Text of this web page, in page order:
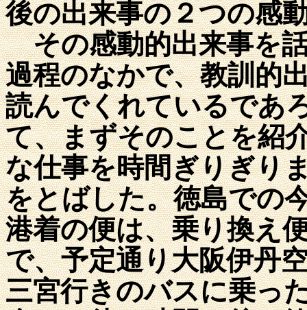
後の出来事の２つの感
その感動的出来事を
過程のなかで、教訓的
読んでくれているであ
て、まずそのことを紹
な仕事を時間ぎりぎり
をとばした。徳島での
港着の便は、乗り換え
で、予定通り大阪伊丹
三宮行きのバスに乗っ